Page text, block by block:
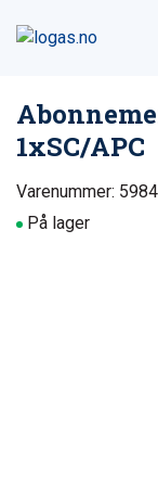
1xSC/APC
Varenummer:
På lager